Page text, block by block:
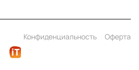
Конфиденциальность
Оферта